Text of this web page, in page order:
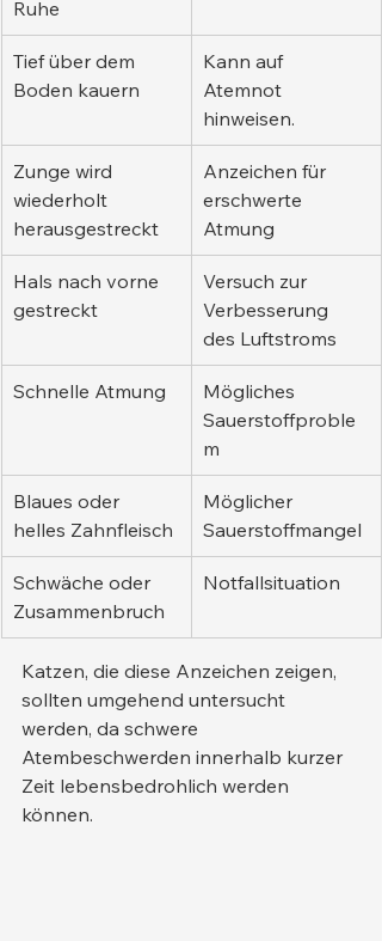
Ruhe
Tief über dem
Boden kauern
Kann auf
Atemnot
hinweisen.
Zunge wird
wiederholt
herausgestreckt
Anzeichen für
erschwerte
Atmung
Hals nach vorne
gestreckt
Versuch zur
Verbesserung
des Luftstroms
Schnelle Atmung
Mögliches
Sauerstoffproble
m
Blaues oder
helles Zahnfleisch
Möglicher
Sauerstoffmangel
Schwäche oder
Zusammenbruch
Notfallsituation
Katzen, die diese Anzeichen zeigen,
sollten umgehend untersucht
werden, da schwere
Atembeschwerden innerhalb kurzer
Zeit lebensbedrohlich werden
können.